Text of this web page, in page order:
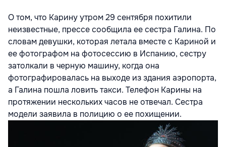
О том, что Карину утром 29 сентября похитили
неизвестные, прессе сообщила ее сестра Галина. По
словам девушки, которая летала вместе с Кариной и
ее фотографом на фотосессию в Испанию, сестру
затолкали в черную машину, когда она
фотографировалась на выходе из здания аэропорта,
а Галина пошла ловить такси. Телефон Карины на
протяжении нескольких часов не отвечал. Сестра
модели заявила в полицию о ее похищении.